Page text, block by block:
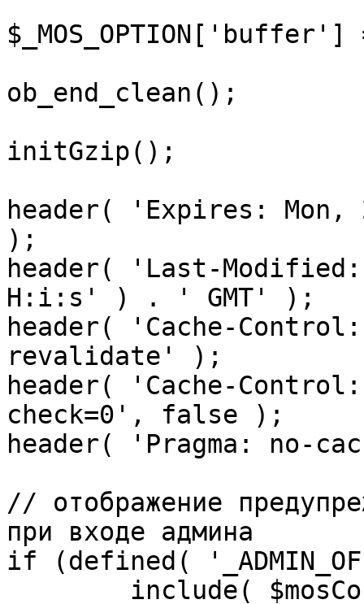
ob_end_clean();
initGzip();
header( 'Expires: Mon,
);
header( 'Last-
H:i:s' ) . ' GMT' );
header( 'Cache-
revalidate' );
header( 'Cache-
check=0', false );
header( 'Pragma: no-
// отображение
при входе админа
if (defined(